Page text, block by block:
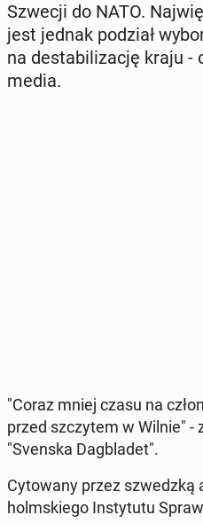
Szwecji do NATO.
jest jednak podział
na de­sta­bi­li­za­cję kraju -
media.
"Coraz mniej czasu na
przed szczy­tem w Wilnie" -
"Svenska Dag­bla­det".
Cy­to­wa­ny przez
holm­skie­go In­sty­tu­tu